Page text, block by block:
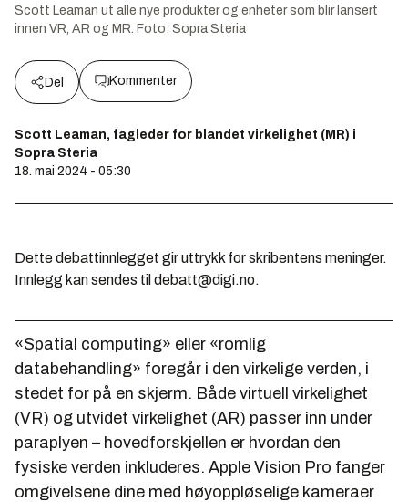
Scott Leaman ut alle nye produkter og enheter som blir lansert
innen VR, AR og MR. Foto: Sopra Steria
Del Kommenter
Scott Leaman, fagleder for blandet virkelighet (MR) i
Sopra Steria
18. mai 2024 - 05:30
Dette debattinnlegget gir uttrykk for skribentens meninger.
Innlegg kan sendes til debatt@digi.no.
«Spatial computing» eller «romlig
databehandling» foregår i den virkelige verden, i
stedet for på en skjerm. Både virtuell virkelighet
(VR) og utvidet virkelighet (AR) passer inn under
paraplyen – hovedforskjellen er hvordan den
fysiske verden inkluderes. Apple Vision Pro fanger
omgivelsene dine med høyoppløselige kameraer